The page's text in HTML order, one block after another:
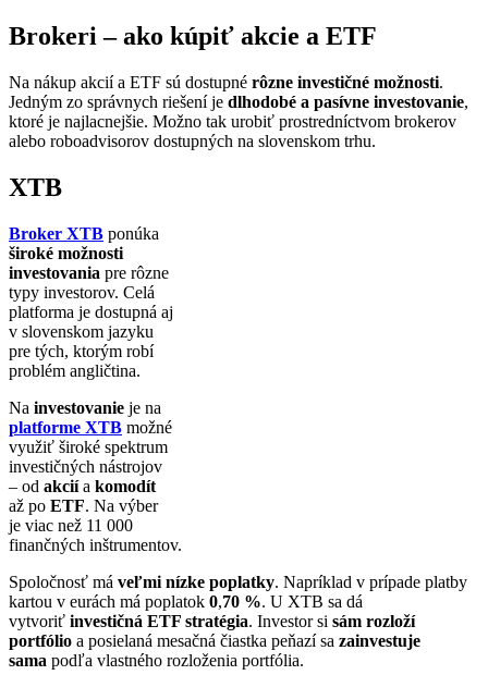
Brokeri – ako kúpiť akcie a ETF
Na nákup akcií a ETF sú dostupné rôzne investičné možnosti.
Jedným zo správnych riešení je dlhodobé a pasívne investovanie,
ktoré je najlacnejšie. Možno tak urobiť prostredníctvom brokerov
alebo roboadvisorov dostupných na slovenskom trhu.
XTB
Broker XTB ponúka
široké možnosti
investovania pre rôzne
typy investorov. Celá
platforma je dostupná aj
v slovenskom jazyku
pre tých, ktorým robí
problém angličtina.
Na investovanie je na
platforme XTB možné
využiť široké spektrum
investičných nástrojov
– od akciía komodít
až po ETF. Na výber
je viac než 11 000
finančných inštrumentov.
Spoločnosť má veľmi nízke poplatky. Napríklad v prípade platby
kartou v eurách má poplatok 0,70 %. U XTB sa dá
vytvoriť investičná ETF stratégia. Investor si sám rozloží
portfólio a posielaná mesačná čiastka peňazí sa zainvestuje
sama podľa vlastného rozloženia portfólia.